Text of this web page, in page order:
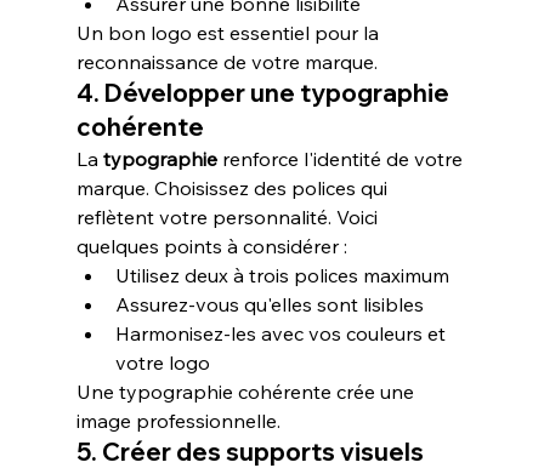
Un bon logo est essentiel pour la
reconnaissance de votre marque.
4. Développer une typographie
cohérente
La typographie renforce l'identité de votre
marque. Choisissez des polices qui
reflètent votre personnalité. Voici
quelques points à considérer :
Utilisez deux à trois polices maximum
Assurez-vous qu'elles sont lisibles
Harmonisez-les avec vos couleurs et
votre logo
Une typographie cohérente crée une
image professionnelle.
5. Créer des supports visuels